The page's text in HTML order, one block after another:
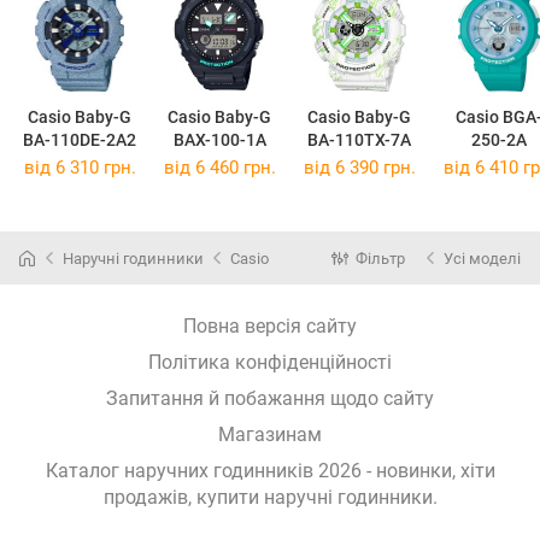
Casio Baby-G
BA-110DE-2A2
Casio Baby-G
BAX-100-1A
Casio Baby-G
BA-110TX-7A
Casio
250-2A
від 6 310 грн. від 6 460 грн. від 6 390 грн. від 6 410
Наручні годинники Casio Фільтр Усі моделі
Повна версія сайту
Політика конфіденційності
Запитання й побажання щодо сайту
Магазинам
Каталог наручних годинників 2026 - новинки, хіти
продажів, купити наручні годинники.